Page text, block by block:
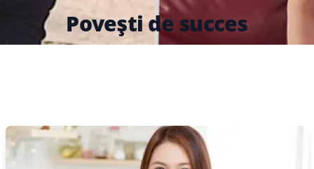
Povești de succes